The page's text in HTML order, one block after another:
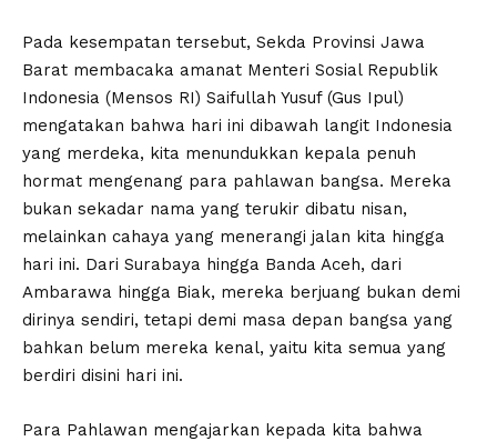
Pada kesempatan tersebut, Sekda Provinsi Jawa
Barat membacaka amanat Menteri Sosial Republik
Indonesia (Mensos RI) Saifullah Yusuf (Gus Ipul)
mengatakan bahwa hari ini dibawah langit Indonesia
yang merdeka, kita menundukkan kepala penuh
hormat mengenang para pahlawan bangsa. Mereka
bukan sekadar nama yang terukir dibatu nisan,
melainkan cahaya yang menerangi jalan kita hingga
hari ini. Dari Surabaya hingga Banda Aceh, dari
Ambarawa hingga Biak, mereka berjuang bukan demi
dirinya sendiri, tetapi demi masa depan bangsa yang
bahkan belum mereka kenal, yaitu kita semua yang
berdiri disini hari ini.
Para Pahlawan mengajarkan kepada kita bahwa